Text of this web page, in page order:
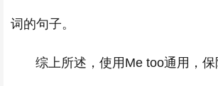
词的句子。
综上所述，使用Me too通用，保